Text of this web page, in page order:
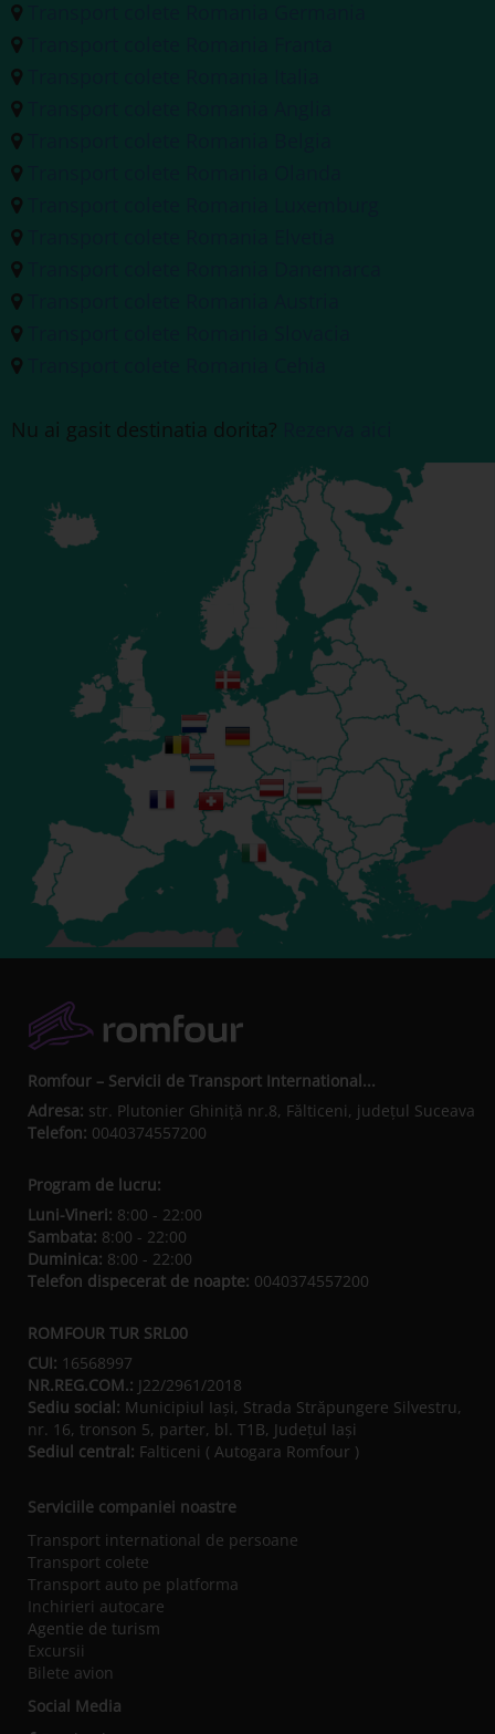
Nu ai gasit destinatia dorita?
Romfour – Servicii de Transport International...
Adresa: str. Plutonier Ghiniţă nr.8, Fălticeni, judeţul Suceava
Telefon: 0040374557200
Program de lucru:
Luni-Vineri: 8:00 - 22:00
Sambata: 8:00 - 22:00
Duminica: 8:00 - 22:00
Telefon dispecerat de noapte: 0040374557200
ROMFOUR TUR SRL00
CUI: 16568997
NR.REG.COM.: J22/2961/2018
Sediu social: Municipiul Iaşi, Strada Străpungere Silvestru,
nr. 16, tronson 5, parter, bl. T1B, Județul Iaşi
Sediul central: Falticeni ( Autogara Romfour )
Serviciile companiei noastre
Transport international de persoane
Transport colete
Transport auto pe platforma
Inchirieri autocare
Agentie de turism
Excursii
Bilete avion
Social Media